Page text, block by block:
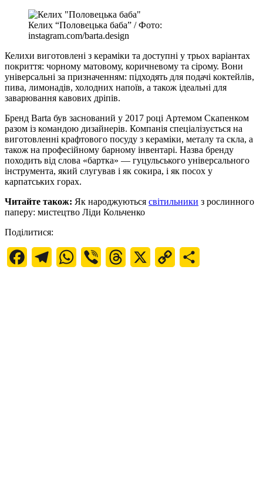
Келих “Половецька баба” / Фото:
instagram.com/barta.design
Келихи виготовлені з кераміки та доступні у трьох варіантах
покриття: чорному матовому, коричневому та сірому. Вони
універсальні за призначенням: підходять для подачі коктейлів,
пива, лимонадів, холодних напоїв, а також ідеальні для
заварювання кавових дріпів.
Бренд Barta був заснований у 2017 році Артемом Скапенком
разом із командою дизайнерів. Компанія спеціалізується на
виготовленні крафтового посуду з кераміки, металу та скла, а
також на професійному барному інвентарі. Назва бренду
походить від слова «бартка» — гуцульського універсального
інструмента, який слугував і як сокира, і як посох у
карпатських горах.
Читайте також: Як народжуються світильники з рослинного
паперу: мистецтво Ліди Кольченко
Поділитися:
FacebookTelegramWhatsApp
Viber Threads
Copy